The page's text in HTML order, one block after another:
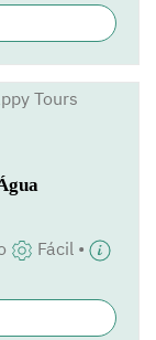
Fácil •